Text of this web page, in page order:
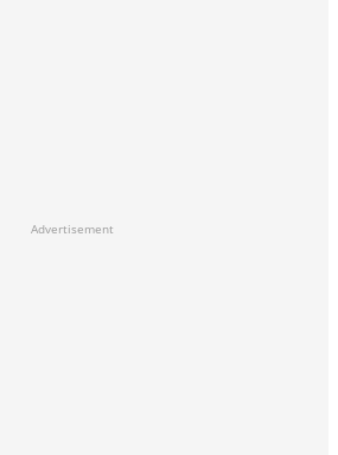
Advertisement